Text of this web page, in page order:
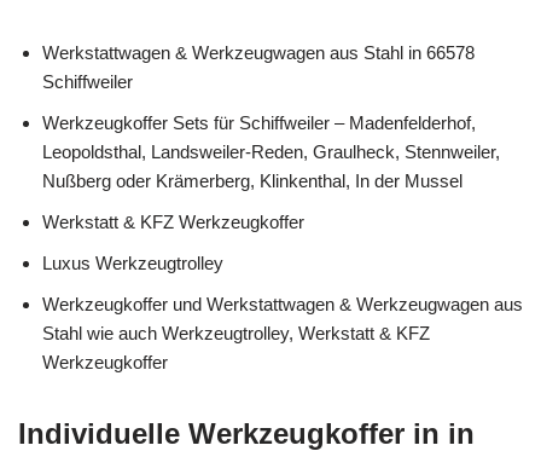
Werkstattwagen & Werkzeugwagen aus Stahl in 66578
Schiffweiler
Werkzeugkoffer Sets für Schiffweiler – Madenfelderhof,
Leopoldsthal, Landsweiler-Reden, Graulheck, Stennweiler,
Nußberg oder Krämerberg, Klinkenthal, In der Mussel
Werkstatt & KFZ Werkzeugkoffer
Luxus Werkzeugtrolley
Werkzeugkoffer und Werkstattwagen & Werkzeugwagen aus
Stahl wie auch Werkzeugtrolley, Werkstatt & KFZ
Werkzeugkoffer
Individuelle Werkzeugkoffer in in